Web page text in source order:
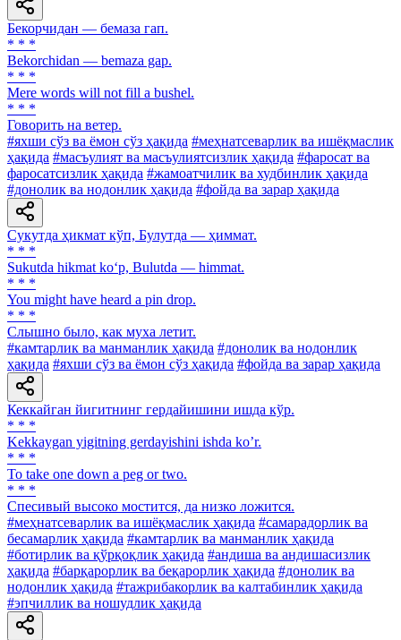
Бекорчидан — бемаза гап.
* * *
Bekorchidan — bemaza gap.
* * *
Mere words will not fill a bushel.
* * *
Говорить на ветер.
#яхши сўз ва ёмон сўз ҳақида #меҳнатсеварлик ва ишёқмаслик
ҳақида #масъулият ва масъулиятсизлик ҳақида #фаросат ва
фаросатсизлик ҳақида #жамоатчилик ва худбинлик ҳақида
#донолик ва нодонлик ҳақида #фойда ва зарар ҳақида
Сукутда ҳикмат кўп, Булутда — ҳиммат.
* * *
Sukutda hikmat ko‘p, Bulutda — himmat.
* * *
You might have heard a pin drop.
* * *
Слышно было, как муха летит.
#камтарлик ва манманлик ҳақида #донолик ва нодонлик
ҳақида #яхши сўз ва ёмон сўз ҳақида #фойда ва зарар ҳақида
Кеккайган йигитнинг гердайишини ишда кўр.
* * *
Kekkaygan yigitning gerdayishini ishda koʼr.
* * *
To take one down a peg or two.
* * *
Спесивый высоко мостится, да низко ложится.
#меҳнатсеварлик ва ишёқмаслик ҳақида #самарадорлик ва
бесамарлик ҳақида #камтарлик ва манманлик ҳақида
#ботирлик ва қўрқоқлик ҳақида #андиша ва андишасизлик
ҳақида #барқарорлик ва беқарорлик ҳақида #донолик ва
нодонлик ҳақида #тажрибакорлик ва калтабинлик ҳақида
#эпчиллик ва ношудлик ҳақида